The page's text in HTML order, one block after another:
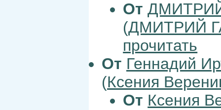
От
(ДМИТРИЙ
прочитать
От Геннадий
(Ксения
От Ксения